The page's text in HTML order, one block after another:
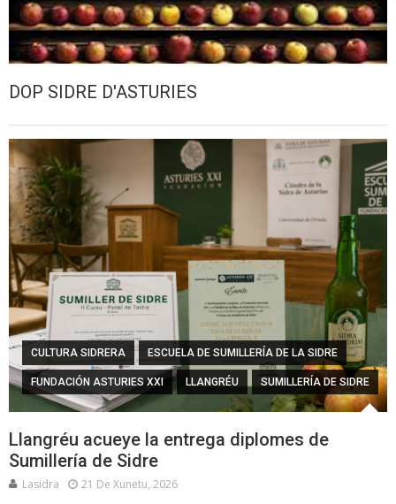
DOP SIDRE D'ASTURIES
CULTURA SIDRERA ESCUELA DE SUMILLERÍA DE LA SIDRE
FUNDACIÓN ASTURIES XXI LLANGRÉU SUMILLERÍA DE SIDRE
Llangréu acueye la entrega diplomes de
Sumillería de Sidre
Lasidra 21 De Xunetu, 2026